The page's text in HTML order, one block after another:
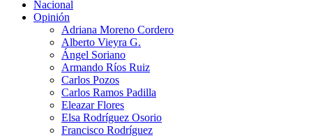
Nacional
Opinión
Adriana Moreno Cordero
Alberto Vieyra G.
Ángel Soriano
Armando Ríos Ruiz
Carlos Pozos
Carlos Ramos Padilla
Eleazar Flores
Elsa Rodríguez Osorio
Francisco Rodríguez